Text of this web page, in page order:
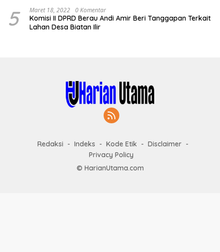
5 Maret 18, 2022 0 Komentar
Komisi II DPRD Berau Andi Amir Beri Tanggapan Terkait
Lahan Desa Biatan Ilir
Redaksi Indeks Kode Etik
Disclaimer
Privacy Policy
© HarianUtama.com